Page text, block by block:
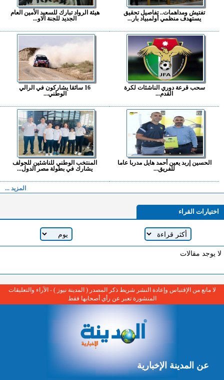
تفتيش ومداهمات.. تفاصيل تحقيق
يستهدف منظمي أولمبياد بار...
هيئة الرواد تبارك للسعيد الأمين العام
الجديد للجنة الاو...
سحب قرعة دوري الناشئات لكرة
القدم...
16 سائقا يشاركون في الرالي
الوطني...
الحسين إربد يعين أحمد هايل مدربا عاما
للفريق...
المنتخب الوطني للناشئين للجولف
يشارك في بطولة مصر الدول...
المزيد ...
اختيارات القراء
لا يوجد مقالات
لا مانع من الإقتباس وإعادة النشر شريط ذكر المصدر ( المدينة نيوز ) - الآراء والتعليقات
المنشورة تعبر عن رأي أصحابها فقط
عن المدينة الإخبارية